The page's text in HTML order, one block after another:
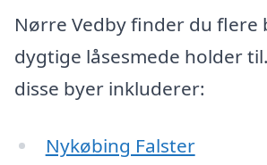
Nørre Vedby finder du flere
dygtige låsesmede holder
disse byer inkluderer:
Nykøbing Falster